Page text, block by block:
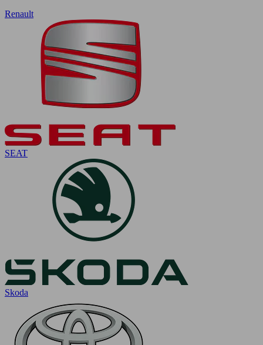
Renault
SEAT
Skoda